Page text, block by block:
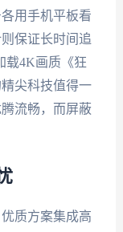
用手机平板看
保证长时间追
载4K画质《狂
尖科技值得一
流畅，而屏蔽
质方案集成高